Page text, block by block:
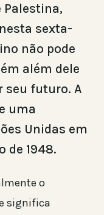
Palestina,
sexta-
não pode
além dele
seu futuro. A
uma
Unidas em
de 1948.
o
significa